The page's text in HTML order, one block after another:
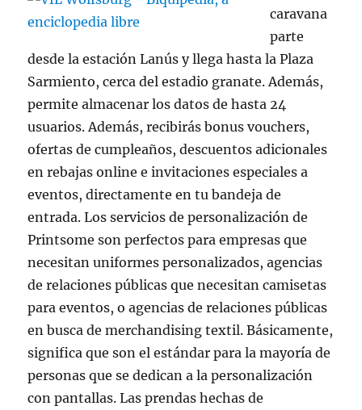
caravana
parte
desde la estación Lanús y llega hasta la Plaza
Sarmiento, cerca del estadio granate. Además,
permite almacenar los datos de hasta 24
usuarios. Además, recibirás bonus vouchers,
ofertas de cumpleaños, descuentos adicionales
en rebajas online e invitaciones especiales a
eventos, directamente en tu bandeja de
entrada. Los servicios de personalización de
Printsome son perfectos para empresas que
necesitan uniformes personalizados, agencias
de relaciones públicas que necesitan camisetas
para eventos, o agencias de relaciones públicas
en busca de merchandising textil. Básicamente,
significa que son el estándar para la mayoría de
personas que se dedican a la personalización
con pantallas. Las prendas hechas de